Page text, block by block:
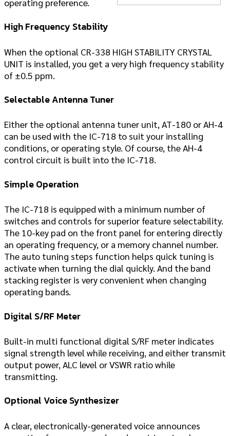
High Frequency Stability
When the optional CR-338 HIGH STABILITY CRYSTAL
UNIT is installed, you get a very high frequency stability
of ±0.5 ppm.
Selectable Antenna Tuner
Either the optional antenna tuner unit, AT-180 or AH-4
can be used with the IC-718 to suit your installing
conditions, or operating style. Of course, the AH-4
control circuit is built into the IC-718.
Simple Operation
The IC-718 is equipped with a minimum number of
switches and controls for superior feature selectability.
The 10-key pad on the front panel for entering directly
an operating frequency, or a memory channel number.
The auto tuning steps function helps quick tuning is
activate when turning the dial quickly. And the band
stacking register is very convenient when changing
operating bands.
Digital S/RF Meter
Built-in multi functional digital S/RF meter indicates
signal strength level while receiving, and either transmit
output power, ALC level or VSWR ratio while
transmitting.
Optional Voice Synthesizer
A clear, electronically-generated voice announces